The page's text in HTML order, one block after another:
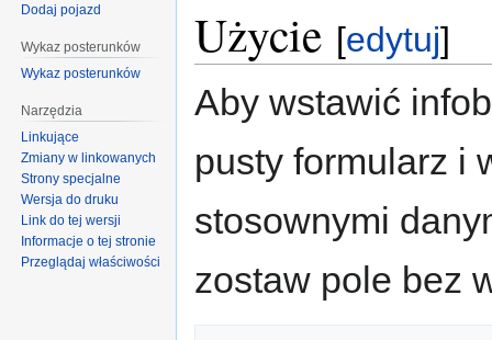
Użycie [edytuj]
Aby wstawić
pusty formularz i
stosownymi
zostaw pole bez
Dodaj pojazd
Wykaz posterunków
Wykaz posterunków
Narzędzia
Linkujące
Zmiany w linkowanych
Strony specjalne
Wersja do druku
Link do tej wersji
Informacje o tej stronie
Przeglądaj właściwości